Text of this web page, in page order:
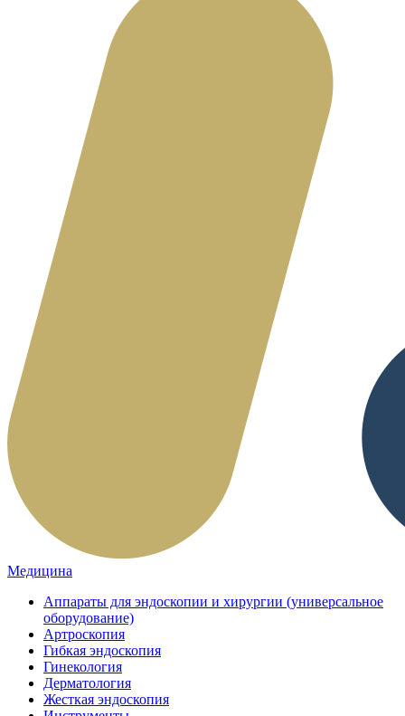
Медицина
Аппараты для эндоскопии и хирургии (универсальное
оборудование)
Артроскопия
Гибкая эндоскопия
Гинекология
Дерматология
Жесткая эндоскопия